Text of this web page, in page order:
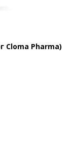
Cloma Pharma)